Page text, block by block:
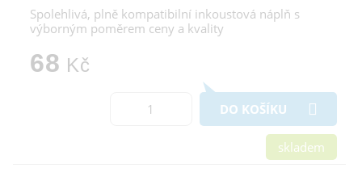
Spolehlivá, plně kompatibilní inkoustová náplň s
výborným poměrem ceny a kvality
68 Kč
DO KOŠÍKU
skladem